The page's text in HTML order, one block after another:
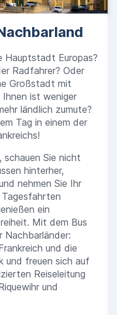
Hauptstadt Europas?
Radfahrer? Oder
Großstadt mit
Ihnen ist weniger
ländlich zumute?
Tag in einem der
schauen Sie nicht
hinterher,
nehmen Sie Ihr
ein
Mit dem Bus
und die
und freuen sich auf
Reiseleitung
und